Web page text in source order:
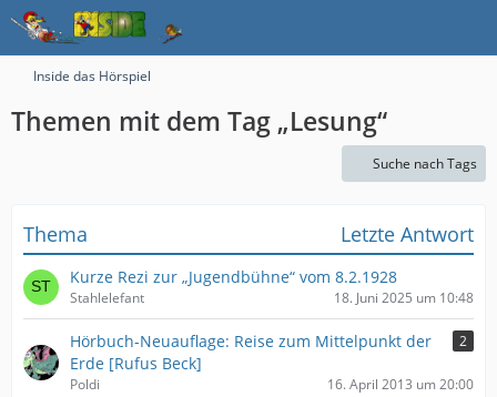
Inside das Hörspiel
Themen mit dem Tag „Lesung“
Suche nach Tags
Thema Letzte Antwort
Kurze Rezi zur „Jugendbühne“ vom 8.2.1928
Stahlelefant 18. Juni 2025 um 10:48
Hörbuch-Neuauflage: Reise zum Mittelpunkt der
Erde [Rufus Beck]
2
Poldi 16. April 2013 um 20:00